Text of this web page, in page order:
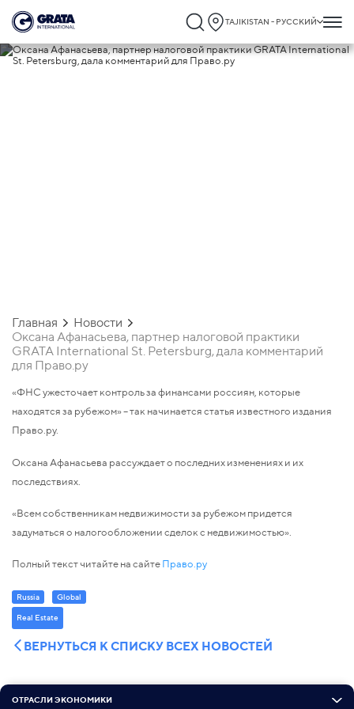
TAJIKISTAN - РУССКИЙ
Главная
Новости
Оксана Афанасьева, партнер налоговой практики
GRATA International St. Petersburg, дала комментарий
для Право.ру
«ФНС ужесточает контроль за финансами россиян, которые
находятся за рубежом» – так начинается статья известного издания
Право.ру.
Оксана Афанасьева рассуждает о последних изменениях и их
последствиях.
«Всем собственникам недвижимости за рубежом придется
задуматься о налогообложении сделок с недвижимостью».
Полный текст читайте на сайтеПраво.ру
Russia
Global
Real Estate
ВЕРНУТЬСЯ К СПИСКУ ВСЕХ НОВОСТЕЙ
ОТРАСЛИ ЭКОНОМИКИ